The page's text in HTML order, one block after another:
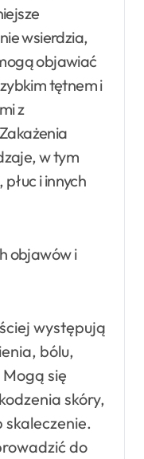
wsierdzia,
objawiać
tętnem i
z
w tym
i innych
objawów i
występują
bólu,
się
skóry,
do